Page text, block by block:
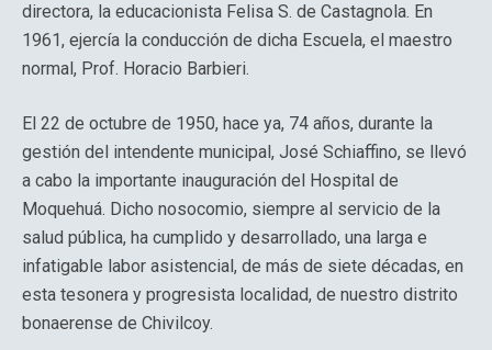
directora, la educacionista Felisa S. de Castagnola. En
1961, ejercía la conducción de dicha Escuela, el maestro
normal, Prof. Horacio Barbieri.
El 22 de octubre de 1950, hace ya, 74 años, durante la
gestión del intendente municipal, José Schiaffino, se llevó
a cabo la importante inauguración del Hospital de
Moquehuá. Dicho nosocomio, siempre al servicio de la
salud pública, ha cumplido y desarrollado, una larga e
infatigable labor asistencial, de más de siete décadas, en
esta tesonera y progresista localidad, de nuestro distrito
bonaerense de Chivilcoy.